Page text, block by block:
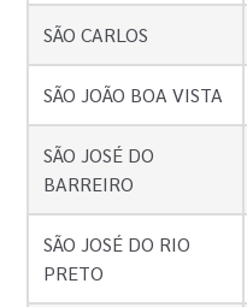
SÃO CARLOS
SÃO JOÃO BOA VISTA
SÃO JOSÉ DO
BARREIRO
SÃO JOSÉ DO RIO
PRETO